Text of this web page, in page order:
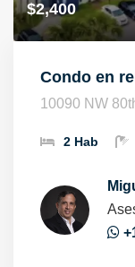
$2,400
Condo en
10090 NW
2 Hab